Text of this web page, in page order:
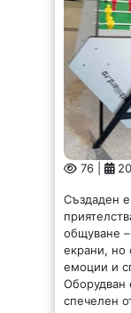
76 |
Създаден
общуване
екрани, но
емоции и
Оборудван
спечелен